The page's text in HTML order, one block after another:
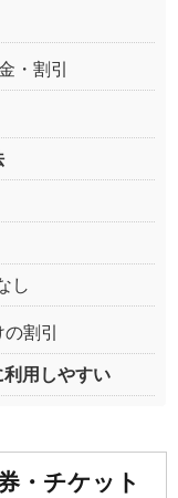
・割引
し
割引
利用しやすい
・チケット